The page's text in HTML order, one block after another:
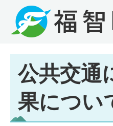
公共交通
果につい